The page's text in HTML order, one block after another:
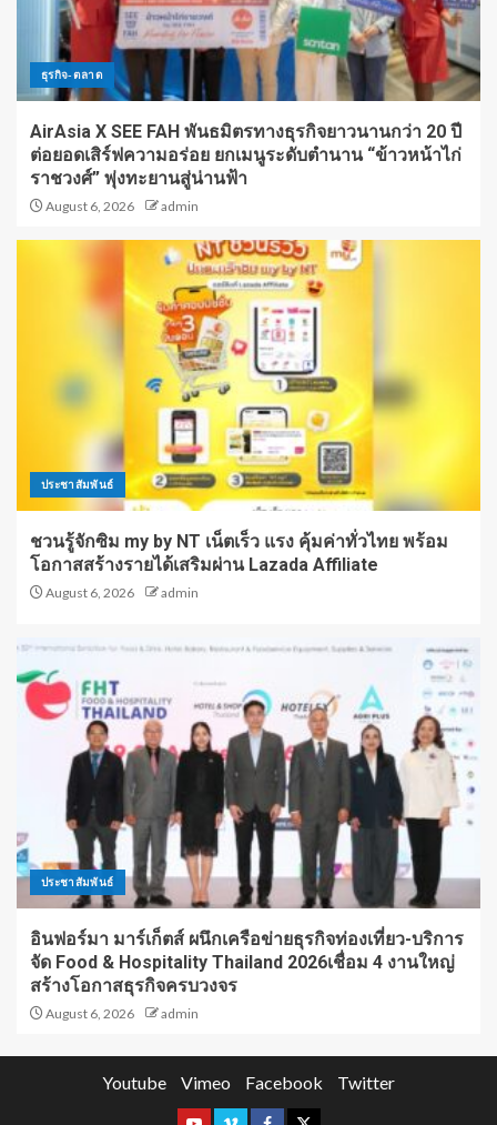
ธุรกิจ-ตลาด
AirAsia X SEE FAH พันธมิตรทางธุรกิจยาวนานกว่า 20 ปี
ต่อยอดเสิร์ฟความอร่อย ยกเมนูระดับตำนาน “ข้าวหน้าไก่
ราชวงศ์” พุ่งทะยานสู่น่านฟ้า
August 6, 2026 admin
ประชาสัมพันธ์
ชวนรู้จักซิม my by NT เน็ตเร็ว แรง คุ้มค่าทั่วไทย พร้อม
โอกาสสร้างรายได้เสริมผ่าน Lazada Affiliate
August 6, 2026 admin
ประชาสัมพันธ์
อินฟอร์มา มาร์เก็ตส์ ผนึกเครือข่ายธุรกิจท่องเที่ยว-บริการ
จัด Food & Hospitality Thailand 2026เชื่อม 4 งานใหญ่
สร้างโอกาสธุรกิจครบวงจร
August 6, 2026 admin
Youtube Vimeo Facebook Twitter